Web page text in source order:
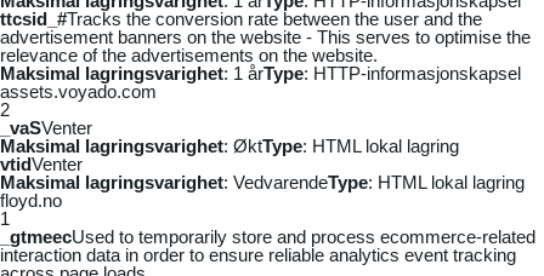
ttcsid_#Tracks the conversion rate between the user and the
advertisement banners on the website - This serves to optimise the
relevance of the advertisements on the website.
Maksimal lagringsvarighet: 1 årType: HTTP-informasjonskapsel
assets.voyado.com
2
_vaSVenter
Maksimal lagringsvarighet: ØktType: HTML lokal lagring
vtidVenter
Maksimal lagringsvarighet: VedvarendeType: HTML lokal lagring
floyd.no
1
_gtmeecUsed to temporarily store and process ecommerce-related
interaction data in order to ensure reliable analytics event tracking